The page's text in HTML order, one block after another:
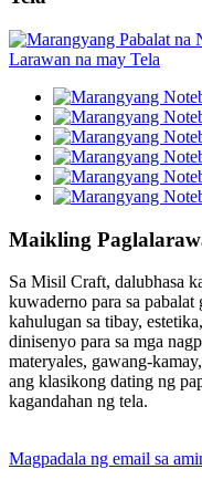
Maikling
Sa Misil Craft, dalubhasa
kuwaderno para sa
kahulugan sa tibay,
dinisenyo para sa mga
materyales, gawang-
ang klasikong dating ng
kagandahan ng tela.
Magpadala ng email sa